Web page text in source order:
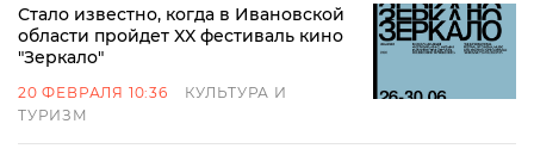
Стало известно, когда в Ивановской
области пройдет XX фестиваль кино
"Зеркало"
20 ФЕВРАЛЯ 10:36
КУЛЬТУРА И
ТУРИЗМ